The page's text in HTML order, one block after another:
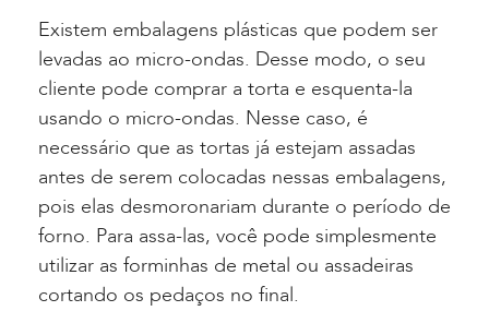
Existem embalagens plásticas que podem ser
levadas ao micro-ondas. Desse modo, o seu
cliente pode comprar a torta e esquenta-la
usando o micro-ondas. Nesse caso, é
necessário que as tortas já estejam assadas
antes de serem colocadas nessas embalagens,
pois elas desmoronariam durante o período de
forno. Para assa-las, você pode simplesmente
utilizar as forminhas de metal ou assadeiras
cortando os pedaços no final.